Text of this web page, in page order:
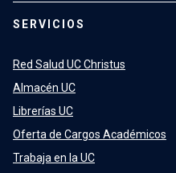
SERVICIOS
Red Salud UC Christus
Almacén UC
Librerías UC
Oferta de Cargos Académicos
Trabaja en la UC